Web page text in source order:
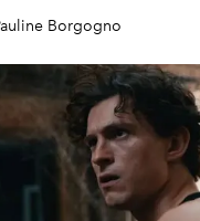
Borgogno